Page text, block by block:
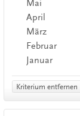
Mai
April
März
Februar
Januar
Kriterium entfernen